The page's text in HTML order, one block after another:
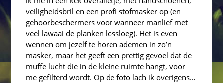
veiligheidsbril en een profi stofmasker op (en
gehoorbeschermers voor wanneer manlief met
veel lawaai de planken lossloeg). Het is even
wennen om jezelf te horen ademen in zo’n
masker, maar het geeft een prettig gevoel dat de
muffe lucht die in de kleine ruimte hangt, voor
me gefilterd wordt. Op de foto lach ik overigens…